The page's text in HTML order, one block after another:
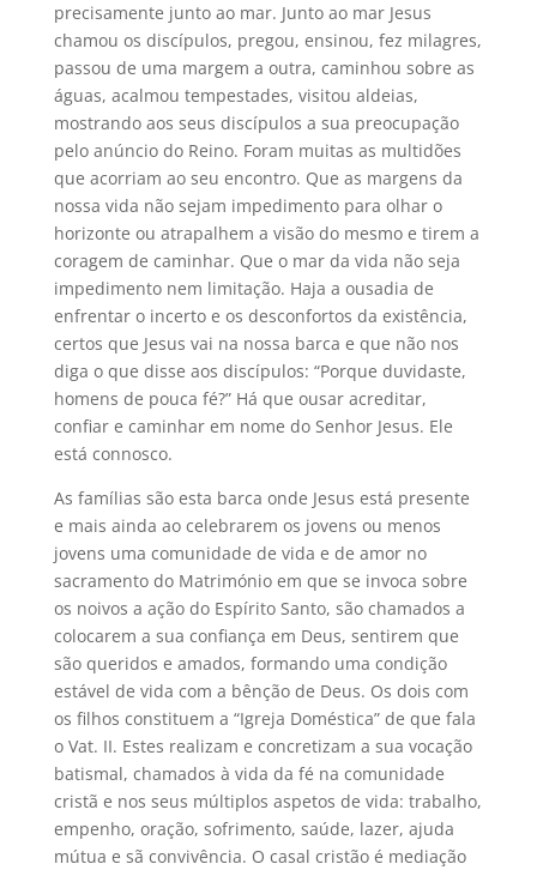
precisamente junto ao mar. Junto ao mar Jesus
chamou os discípulos, pregou, ensinou, fez milagres,
passou de uma margem a outra, caminhou sobre as
águas, acalmou tempestades, visitou aldeias,
mostrando aos seus discípulos a sua preocupação
pelo anúncio do Reino. Foram muitas as multidões
que acorriam ao seu encontro. Que as margens da
nossa vida não sejam impedimento para olhar o
horizonte ou atrapalhem a visão do mesmo e tirem a
coragem de caminhar. Que o mar da vida não seja
impedimento nem limitação. Haja a ousadia de
enfrentar o incerto e os desconfortos da existência,
certos que Jesus vai na nossa barca e que não nos
diga o que disse aos discípulos: “Porque duvidaste,
homens de pouca fé?” Há que ousar acreditar,
confiar e caminhar em nome do Senhor Jesus. Ele
está connosco.
As famílias são esta barca onde Jesus está presente
e mais ainda ao celebrarem os jovens ou menos
jovens uma comunidade de vida e de amor no
sacramento do Matrimónio em que se invoca sobre
os noivos a ação do Espírito Santo, são chamados a
colocarem a sua confiança em Deus, sentirem que
são queridos e amados, formando uma condição
estável de vida com a bênção de Deus. Os dois com
os filhos constituem a “Igreja Doméstica” de que fala
o Vat. II. Estes realizam e concretizam a sua vocação
batismal, chamados à vida da fé na comunidade
cristã e nos seus múltiplos aspetos de vida: trabalho,
empenho, oração, sofrimento, saúde, lazer, ajuda
mútua e sã convivência. O casal cristão é mediação